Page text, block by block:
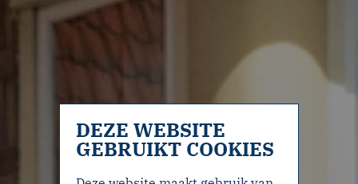
DEZE WEBSITE
GEBRUIKT COOKIES